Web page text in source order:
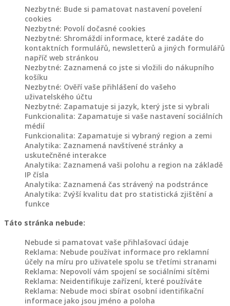
SPOKOJENÝ
ZÁKAZNÍCI
TVORBA
KONTAKT
Nezbytné: Bude si pamatovat nastavení povelení
cookies
Nezbytné: Povolí dočasné cookies
Nezbytné: Shromáždí informace, které zadáte do
kontaktních formulářů, newsletterů a jiných formulářů
napříč web stránkou
Nezbytné: Zaznamená co jste si vložili do nákupního
košíku
Nezbytné: Ověří vaše přihlášení do vašeho
uživatelského účtu
Nezbytné: Zapamatuje si jazyk, který jste si vybrali
Funkcionalita: Zapamatuje si vaše nastavení sociálních
médií
Funkcionalita: Zapamatuje si vybraný region a zemi
Analytika: Zaznamená navštívené stránky a
uskutečněné interakce
Analytika: Zaznamená vaši polohu a region na základě
IP čísla
Analytika: Zaznamená čas strávený na podstránce
Analytika: Zvýší kvalitu dat pro statistická zjištění a
funkce
Táto stránka nebude:
Nebude si pamatovat vaše přihlašovací údaje
Reklama: Nebude používat informace pro reklamní
účely na míru pro uživatele spolu se třetími stranami
Reklama: Nepovolí vám spojení se sociálními sítěmi
Reklama: Neidentifikuje zařízení, které používáte
Reklama: Nebude moci sbírat osobní identifikační
informace jako jsou jméno a poloha